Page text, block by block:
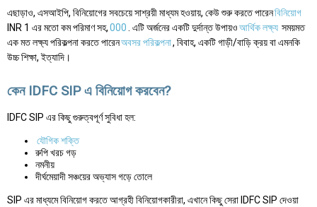
এছাড়াও, এসআইপি, বিনিয়োগের সবচেয়ে সাশ্রয়ী মাধ্যম হওয়ায়, কেউ শুরু করতে পারেনবিনিয়োগ
INR 1 এর মতো কম পরিমাণ সহ,000. এটি অর্জনের একটি দুর্দান্ত উপায়ওআর্থিক লক্ষ্য সময়মত
এক মত লক্ষ্য পরিকল্পনা করতে পারেনঅবসর পরিকল্পনা, বিবাহ, একটি গাড়ী/বাড়ি ক্রয় বা এমনকি
উচ্চ শিক্ষা, ইত্যাদি।
কেন IDFC SIP এ বিনিয়োগ করবেন?
IDFC SIP এর কিছু গুরুত্বপূর্ণ সুবিধা হল:
যৌগিক শক্তি
রুপি খরচ গড়
নমনীয়
দীর্ঘমেয়াদী সঞ্চয়ের অভ্যাস গড়ে তোলে
SIP এর মাধ্যমে বিনিয়োগ করতে আগ্রহী বিনিয়োগকারীরা, এখানে কিছু সেরা IDFC SIP দেওয়া